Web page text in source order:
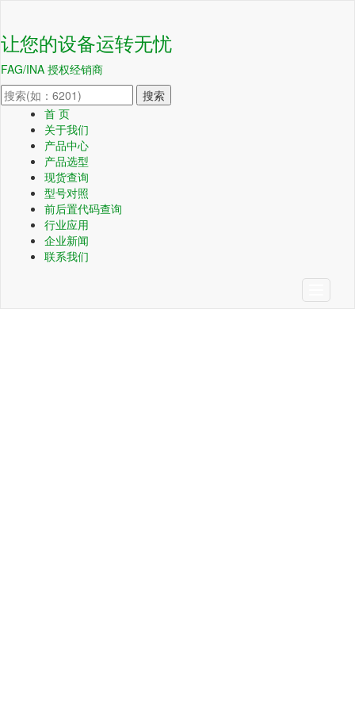
让您的设备运转无忧
FAG/INA 授权经销商
搜索
首 页
关于我们
产品中心
产品选型
现货查询
型号对照
前后置代码查询
行业应用
企业新闻
联系我们